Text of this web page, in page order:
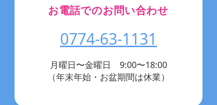
お電話でのお問い合わせ
0774-63-1131
月曜日〜金曜日 9:00〜18:00
（年末年始・お盆期間は休業）